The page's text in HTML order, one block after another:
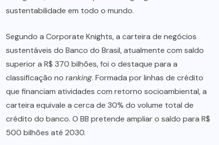
sustentabilidade em todo o mundo.
Segundo a Corporate Knights, a carteira de negócios
sustentáveis do Banco do Brasil, atualmente com saldo
superior a R$ 370 bilhões, foi o destaque para a
classificação no ranking. Formada por linhas de crédito
que financiam atividades com retorno socioambiental, a
carteira equivale a cerca de 30% do volume total de
crédito do banco. O BB pretende ampliar o saldo para R$
500 bilhões até 2030.